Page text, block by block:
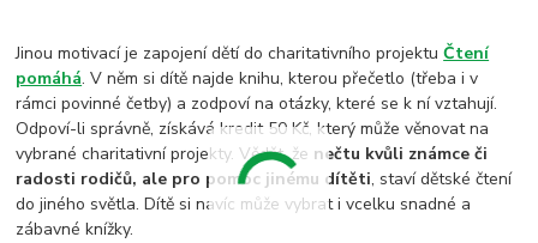
Jinou motivací je zapojení dětí do charitativního projektuČtení
pomáhá. V něm si dítě najde knihu, kterou přečetlo (třeba i v
rámci povinné četby) a zodpoví na otázky, které se k ní vztahují.
Odpoví-li správně, získává kredit 50 Kč, který může věnovat na
vybrané charitativní projekty. Vědět, že nečtu kvůli známce či
radosti rodičů, ale pro pomoc jinému dítěti, staví dětské čtení
do jiného světla. Dítě si navíc může vybrat i vcelku snadné a
zábavné knížky.